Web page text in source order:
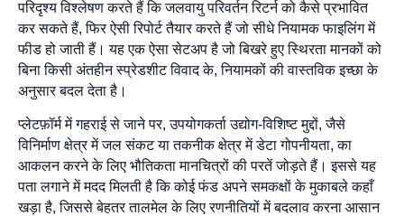
परिदृश्य विश्लेषण करते हैं कि जलवायु परिवर्तन रिटर्न को कैसे प्रभावित
कर सकते हैं, फिर ऐसी रिपोर्ट तैयार करते हैं जो सीधे नियामक फाइलिंग में
फीड हो जाती हैं। यह एक ऐसा सेटअप है जो बिखरे हुए स्थिरता मानकों को
बिना किसी अंतहीन स्प्रेडशीट विवाद के, नियामकों की वास्तविक इच्छा के
अनुसार बदल देता है।
प्लेटफ़ॉर्म में गहराई से जाने पर, उपयोगकर्ता उद्योग-विशिष्ट मुद्दों, जैसे
विनिर्माण क्षेत्र में जल संकट या तकनीक क्षेत्र में डेटा गोपनीयता, का
आकलन करने के लिए भौतिकता मानचित्रों की परतें जोड़ते हैं। इससे यह
पता लगाने में मदद मिलती है कि कोई फंड अपने समकक्षों के मुकाबले कहाँ
खड़ा है, जिससे बेहतर तालमेल के लिए रणनीतियों में बदलाव करना आसान